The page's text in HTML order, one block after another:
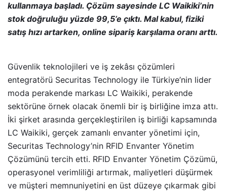
kullanmaya başladı. Çözüm sayesinde LC Waikiki’nin
stok doğruluğu yüzde 99,5’e çıktı. Mal kabul, fiziki
satış hızı artarken, online sipariş karşılama oranı arttı.
Güvenlik teknolojileri ve iş zekâsı çözümleri
entegratörü Securitas Technology ile Türkiye’nin lider
moda perakende markası LC Waikiki, perakende
sektörüne örnek olacak önemli bir iş birliğine imza attı.
İki şirket arasında gerçekleştirilen iş birliği kapsamında
LC Waikiki, gerçek zamanlı envanter yönetimi için,
Securitas Technology’nin RFID Envanter Yönetim
Çözümünü tercih etti. RFID Envanter Yönetim Çözümü,
operasyonel verimliliği artırmak, maliyetleri düşürmek
ve müşteri memnuniyetini en üst düzeye çıkarmak gibi